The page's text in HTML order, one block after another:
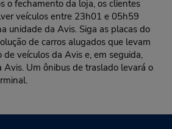
o fechamento da loja, os clientes
veículos entre 23h01 e 05h59
unidade da Avis. Siga as placas do
de carros alugados que levam
de veículos da Avis e, em seguida,
Avis. Um ônibus de traslado levará o